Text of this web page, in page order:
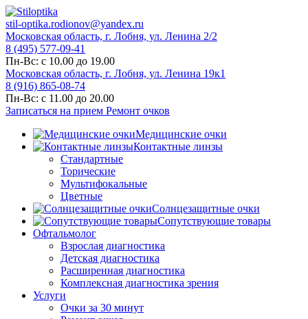
stil-optika.rodionov@yandex.ru
Московская область, г. Лобня, ул. Ленина 2/2
8 (495) 577-09-41
Пн-Вс: с 10.00 до 19.00
Московская область, г. Лобня, ул. Ленина 19к1
8 (916) 865-08-74
Пн-Вс: с 11.00 до 20.00
Записаться на прием Ремонт очков
Медицинские очки
Контактные линзы
Стандартные
Торические
Мультифокальные
Цветные
Солнцезащитные очки
Сопутствующие товары
Офтальмолог
Взрослая диагностика
Детская диагностика
Расширенная диагностика
Комплексная диагностика зрения
Услуги
Очки за 30 минут